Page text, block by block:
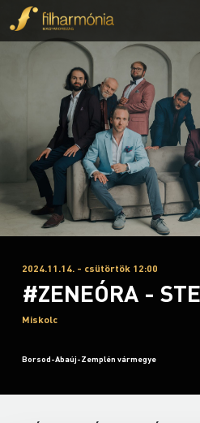
2024.11.14. - csütörtök 12:00
#ZENEÓRA -
Miskolc
Borsod-Abaúj-Zemplén vármegye